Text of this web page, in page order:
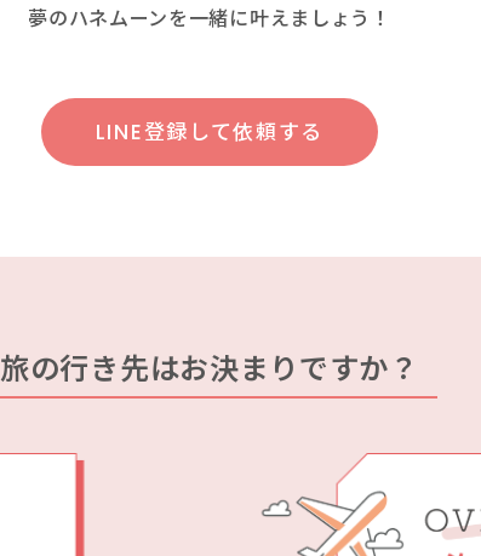
夢のハネムーンを一緒に叶えましょう！
LINE登録して依頼する
旅の行き先はお決まりですか？